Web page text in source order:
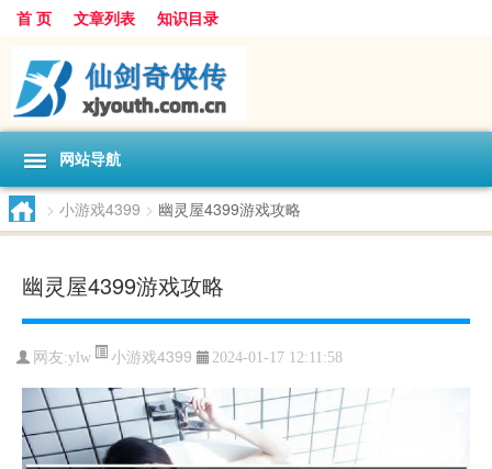
首 页 文章列表 知识目录
网站导航
> 小游戏4399 > 幽灵屋4399游戏攻略
幽灵屋4399游戏攻略
网友:ylw 小游戏4399 2024-01-17 12:11:58